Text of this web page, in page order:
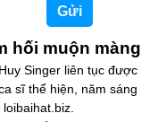
hối muộn màng
Singer liên tục được
sĩ thể hiện, năm sáng